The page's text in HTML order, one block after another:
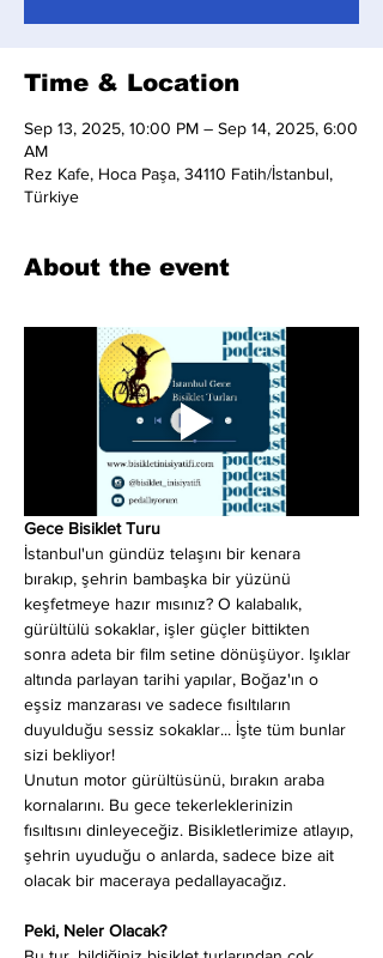
Time & Location
Sep 13, 2025, 10:00 PM – Sep 14, 2025, 6:00
AM
Rez Kafe, Hoca Paşa, 34110 Fatih/İstanbul,
Türkiye
About the event
Gece Bisiklet Turu
İstanbul'un gündüz telaşını bir kenara
bırakıp, şehrin bambaşka bir yüzünü
keşfetmeye hazır mısınız? O kalabalık,
gürültülü sokaklar, işler güçler bittikten
sonra adeta bir film setine dönüşüyor. Işıklar
altında parlayan tarihi yapılar, Boğaz'ın o
eşsiz manzarası ve sadece fısıltıların
duyulduğu sessiz sokaklar... İşte tüm bunlar
sizi bekliyor!
Unutun motor gürültüsünü, bırakın araba
kornalarını. Bu gece tekerleklerinizin
fısıltısını dinleyeceğiz. Bisikletlerimize atlayıp,
şehrin uyuduğu o anlarda, sadece bize ait
olacak bir maceraya pedallayacağız.
Peki, Neler Olacak?